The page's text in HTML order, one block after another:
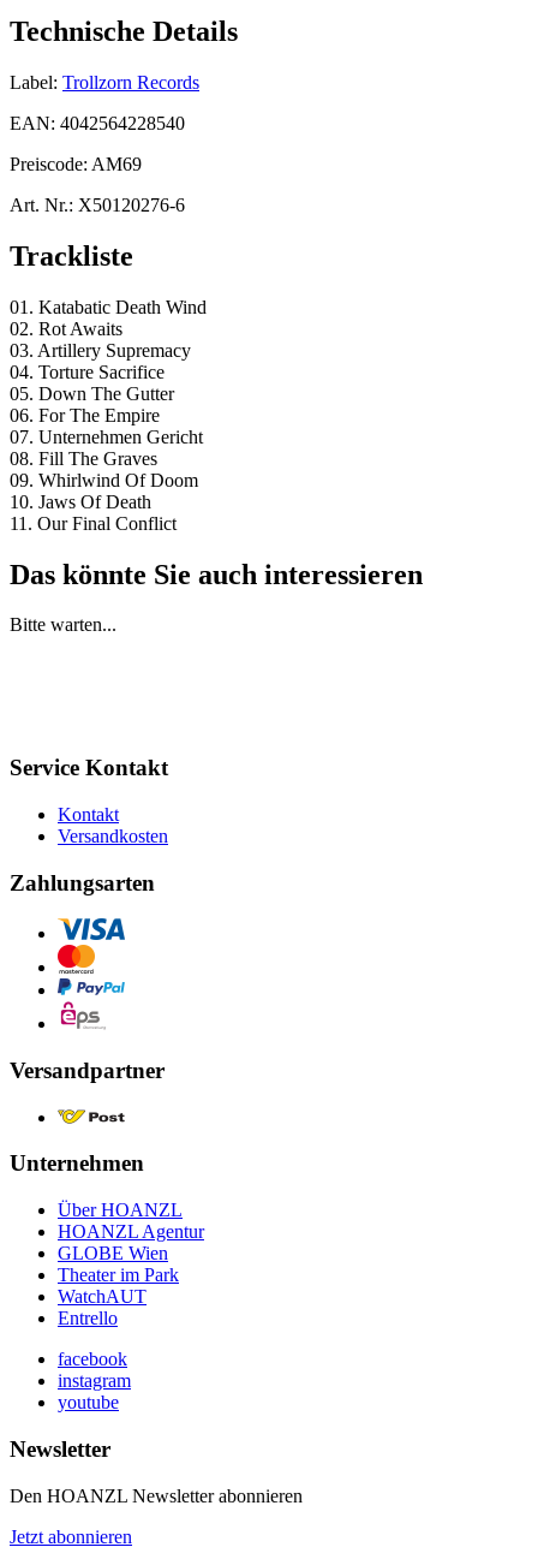
Technische Details
Label: Trollzorn Records
EAN: 4042564228540
Preiscode: AM69
Art. Nr.: X50120276-6
Trackliste
01. Katabatic Death Wind
02. Rot Awaits
03. Artillery Supremacy
04. Torture Sacrifice
05. Down The Gutter
06. For The Empire
07. Unternehmen Gericht
08. Fill The Graves
09. Whirlwind Of Doom
10. Jaws Of Death
11. Our Final Conflict
Das könnte Sie auch interessieren
Bitte warten...
Service Kontakt
Kontakt
Versandkosten
Zahlungsarten
Versandpartner
Unternehmen
Über HOANZL
HOANZL Agentur
GLOBE Wien
Theater im Park
WatchAUT
Entrello
facebook
instagram
youtube
Newsletter
Den HOANZL Newsletter abonnieren
Jetzt abonnieren